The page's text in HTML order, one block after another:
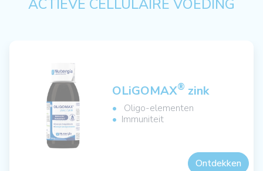
ACTIEVE CELLULAIRE VOEDING
OLiGOMAX® zink
Oligo-elementen
Immuniteit
Ontdekken